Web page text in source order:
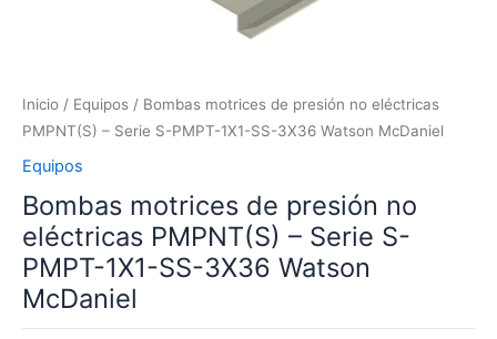
Inicio / Equipos / Bombas motrices de presión no eléctricas
PMPNT(S) – Serie S-PMPT-1X1-SS-3X36 Watson McDaniel
Equipos
Bombas motrices de presión no
eléctricas PMPNT(S) – Serie S-
PMPT-1X1-SS-3X36 Watson
McDaniel